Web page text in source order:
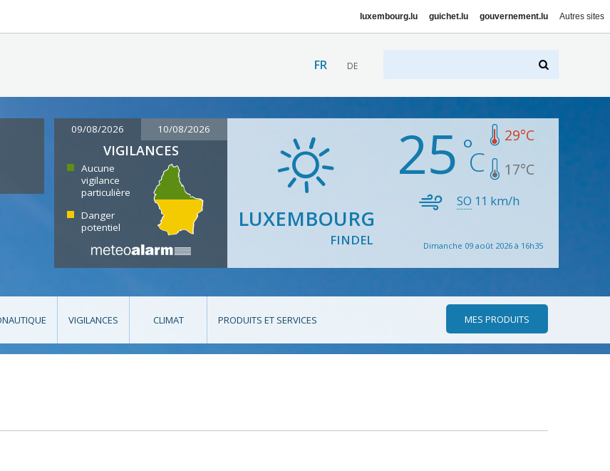
luxembourg.lu guichet.lu gouvernement.lu Autres sites
FR DE
09/08/2026 10/08/2026
VIGILANCES
Aucune
vigilance
particulière
Danger
potentiel
LUXEMBOURG
FINDEL
25 29°C
17°C
SO 11 km/h
Dimanche 09 août 2026 à 16h35
VIGILANCES CLIMAT PRODUITS ET SERVICES MES PRODUITS